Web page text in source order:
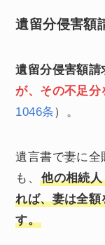
遺留分侵害額
遺留分侵害額請
が、その不足
1046条）。
遺言書で妻に全
も、他の相続
れば、妻は全
す。